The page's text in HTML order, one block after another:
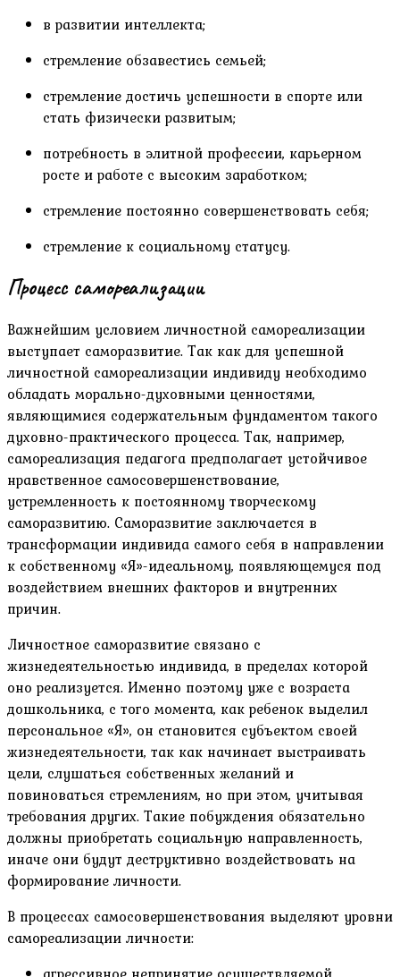
в развитии интеллекта;
стремление обзавестись семьей;
стремление достичь успешности в спорте или
стать физически развитым;
потребность в элитной профессии, карьерном
росте и работе с высоким заработком;
стремление постоянно совершенствовать себя;
стремление к социальному статусу.
Процесс самореализации
Важнейшим условием личностной самореализации
выступает саморазвитие. Так как для успешной
личностной самореализации индивиду необходимо
обладать морально-духовными ценностями,
являющимися содержательным фундаментом такого
духовно-практического процесса. Так, например,
самореализация педагога предполагает устойчивое
нравственное самосовершенствование,
устремленность к постоянному творческому
саморазвитию. Саморазвитие заключается в
трансформации индивида самого себя в направлении
к собственному «Я»-идеальному, появляющемуся под
воздействием внешних факторов и внутренних
причин.
Личностное саморазвитие связано с
жизнедеятельностью индивида, в пределах которой
оно реализуется. Именно поэтому уже с возраста
дошкольника, с того момента, как ребенок выделил
персональное «Я», он становится субъектом своей
жизнедеятельности, так как начинает выстраивать
цели, слушаться собственных желаний и
повиноваться стремлениям, но при этом, учитывая
требования других. Такие побуждения обязательно
должны приобретать социальную направленность,
иначе они будут деструктивно воздействовать на
формирование личности.
В процессах самосовершенствования выделяют уровни
самореализации личности: